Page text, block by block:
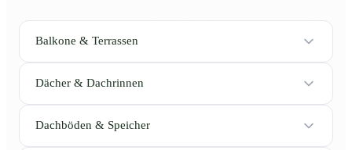
Balkone & Terrassen
Dächer & Dachrinnen
Dachböden & Speicher